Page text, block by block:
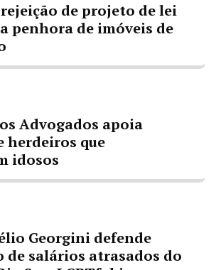
de projeto de lei
penhora de imóveis de
Advogados apoia
herdeiros que
idosos
Georgini defende
de salários atrasados do